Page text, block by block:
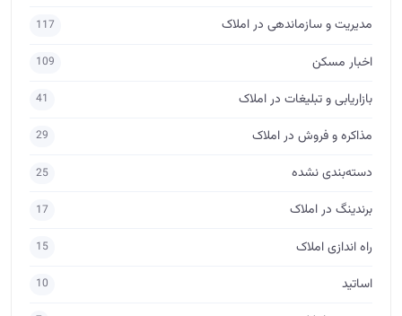
مدیریت و سازماندهی در املاک 117
اخبار مسکن 109
بازاریابی و تبلیغات در املاک 41
مذاکره و فروش در املاک 29
دسته‌بندی نشده 25
برندینگ در املاک 17
راه اندازی املاک 15
اساتید 10